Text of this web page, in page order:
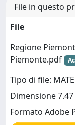
File in questo
File
Regione
Piemonte.pdf
Tipo di file:
Dimensione
Formato Adobe